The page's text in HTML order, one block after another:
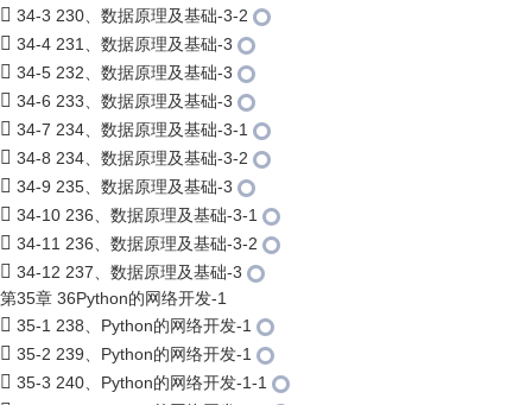
34-3 230、数据原理及基础-3-2
34-4 231、数据原理及基础-3
34-5 232、数据原理及基础-3
34-6 233、数据原理及基础-3
34-7 234、数据原理及基础-3-1
34-8 234、数据原理及基础-3-2
34-9 235、数据原理及基础-3
34-10 236、数据原理及基础-3-1
34-11 236、数据原理及基础-3-2
34-12 237、数据原理及基础-3
第35章 36Python的网络开发-1
35-1 238、Python的网络开发-1
35-2 239、Python的网络开发-1
35-3 240、Python的网络开发-1-1